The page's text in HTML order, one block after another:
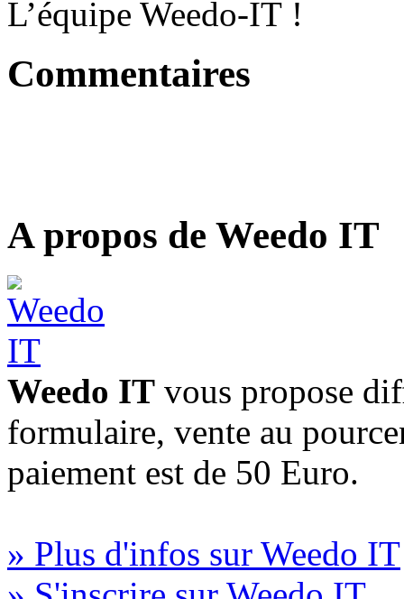
L’équipe Weedo-IT !
Commentaires
A propos de Weedo IT
Weedo IT vous propose
formulaire, vente au
paiement est de 50 Euro.
» Plus d'infos sur Weedo IT